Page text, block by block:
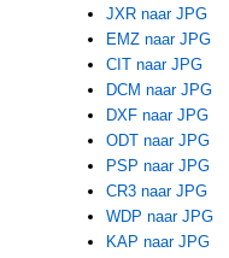
JXR naar JPG
EMZ naar JPG
CIT naar JPG
DCM naar JPG
DXF naar JPG
ODT naar JPG
PSP naar JPG
CR3 naar JPG
WDP naar JPG
KAP naar JPG